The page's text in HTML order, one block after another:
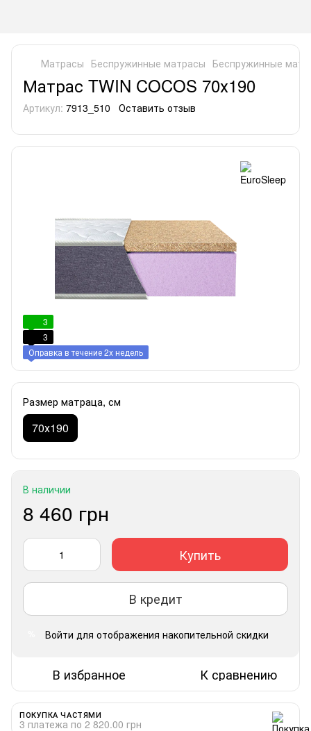
Матрасы Беспружинные матрасы Беспружинные
Матрас TWIN COCOS 70х190
Артикул: 7913_510 Оставить отзыв
3
3
Оправка в течение 2х недель
Размер матраца, см
70х190
В наличии
8 460 грн
Купить
В кредит
Войти для отображения накопительной скидки
В избранное К сравнению
ПОКУПКА ЧАСТЯМИ
3 платежа по 2 820.00 грн